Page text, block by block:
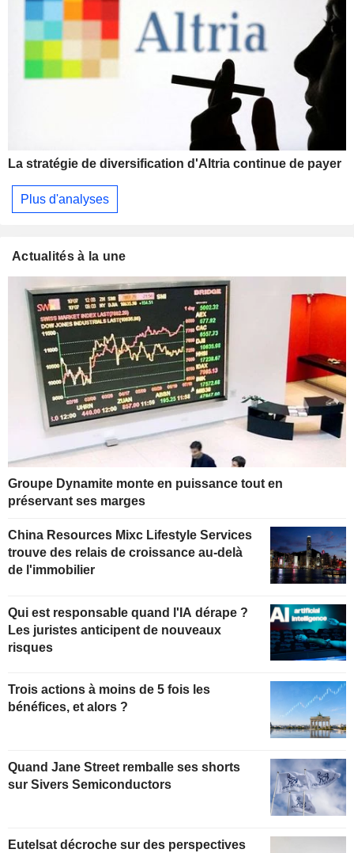
La stratégie de diversification d'Altria continue de payer
Plus d'analyses
Actualités à la une
Groupe Dynamite monte en puissance tout en
préservant ses marges
China Resources Mixc Lifestyle Services
trouve des relais de croissance au-delà
de l'immobilier
Qui est responsable quand l'IA dérape ?
Les juristes anticipent de nouveaux
risques
Trois actions à moins de 5 fois les
bénéfices, et alors ?
Quand Jane Street remballe ses shorts
sur Sivers Semiconductors
Eutelsat décroche sur des perspectives